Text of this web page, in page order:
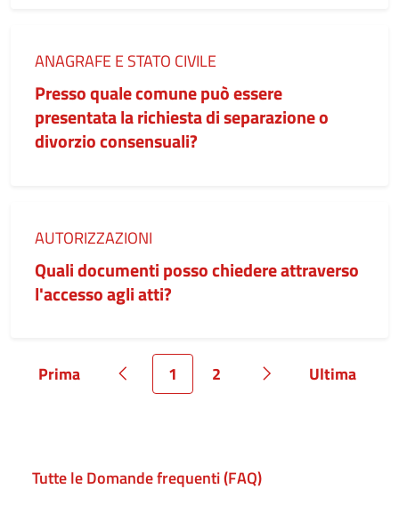
Categoria:
ANAGRAFE E STATO CIVILE
Presso quale comune può essere
presentata la richiesta di separazione o
divorzio consensuali?
Categoria:
AUTORIZZAZIONI
Quali documenti posso chiedere attraverso
l'accesso agli atti?
Pagina
Prima Pagina precedente
Pagina
1 Pagina
2 Pagina successiva
Pagina
Ultima
Tutte le Domande frequenti (FAQ)